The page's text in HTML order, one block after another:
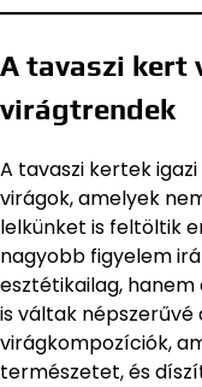
A tavaszi kert
virágtrendek
A tavaszi kertek
virágok, amelyek
lelkünket is feltöltik
nagyobb figyelem
esztétikailag, hanem
is váltak
virágkompozíciók,
természetet, és